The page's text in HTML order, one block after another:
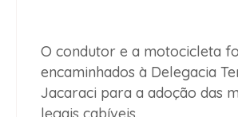
O condutor e a motocicleta
encaminhados à Delegacia
Jacaraci para a adoção das